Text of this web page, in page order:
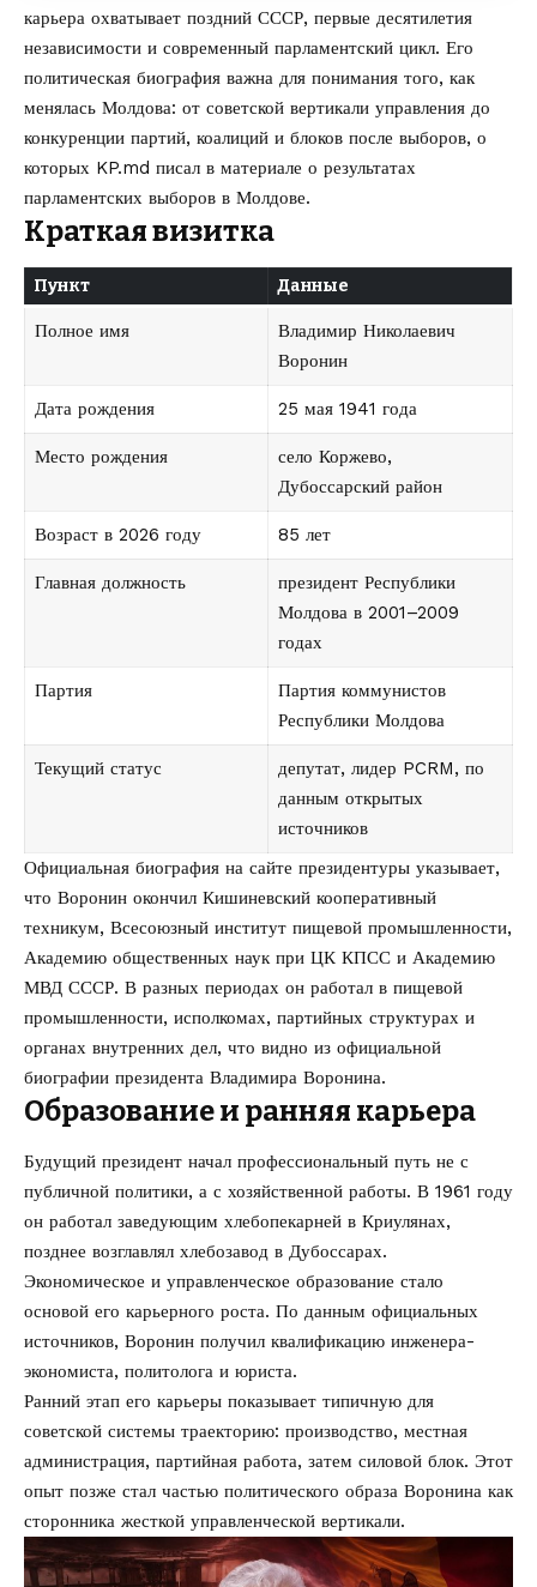
карьера охватывает поздний СССР, первые десятилетия
независимости и современный парламентский цикл. Его
политическая биография важна для понимания того, как
менялась Молдова: от советской вертикали управления до
конкуренции партий, коалиций и блоков после выборов, о
которых KP.md писал в материале о результатах
парламентских выборов в Молдове.
Краткая визитка
Пункт Данные
Полное имя
Владимир Николаевич
Воронин
Дата рождения 25 мая 1941 года
Место рождения
село Коржево,
Дубоссарский район
Возраст в 2026 году 85 лет
Главная должность
президент Республики
Молдова в 2001–2009
годах
Партия
Партия коммунистов
Республики Молдова
Текущий статус
депутат, лидер PCRM, по
данным открытых
источников
Официальная биография на сайте президентуры указывает,
что Воронин окончил Кишиневский кооперативный
техникум, Всесоюзный институт пищевой промышленности,
Академию общественных наук при ЦК КПСС и Академию
МВД СССР. В разных периодах он работал в пищевой
промышленности, исполкомах, партийных структурах и
органах внутренних дел, что видно из официальной
биографии президента Владимира Воронина.
Образование и ранняя карьера
Будущий президент начал профессиональный путь не с
публичной политики, а с хозяйственной работы. В 1961 году
он работал заведующим хлебопекарней в Криулянах,
позднее возглавлял хлебозавод в Дубоссарах.
Экономическое и управленческое образование стало
основой его карьерного роста. По данным официальных
источников, Воронин получил квалификацию инженера-
экономиста, политолога и юриста.
Ранний этап его карьеры показывает типичную для
советской системы траекторию: производство, местная
администрация, партийная работа, затем силовой блок. Этот
опыт позже стал частью политического образа Воронина как
сторонника жесткой управленческой вертикали.